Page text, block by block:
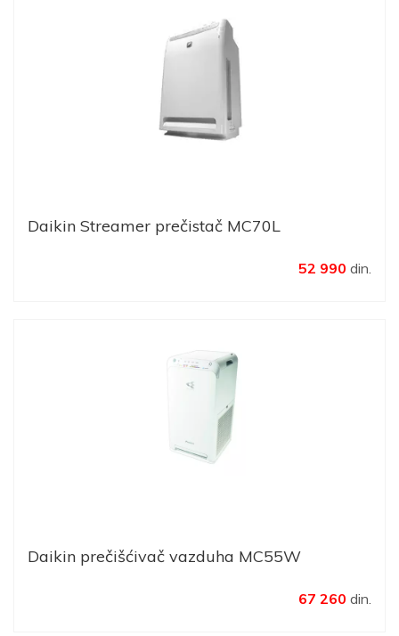
Daikin Streamer prečistač MC70L
52 990 din.
Daikin prečišćivač vazduha MC55W
67 260 din.